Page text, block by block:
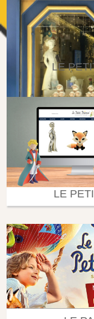
LE
LE